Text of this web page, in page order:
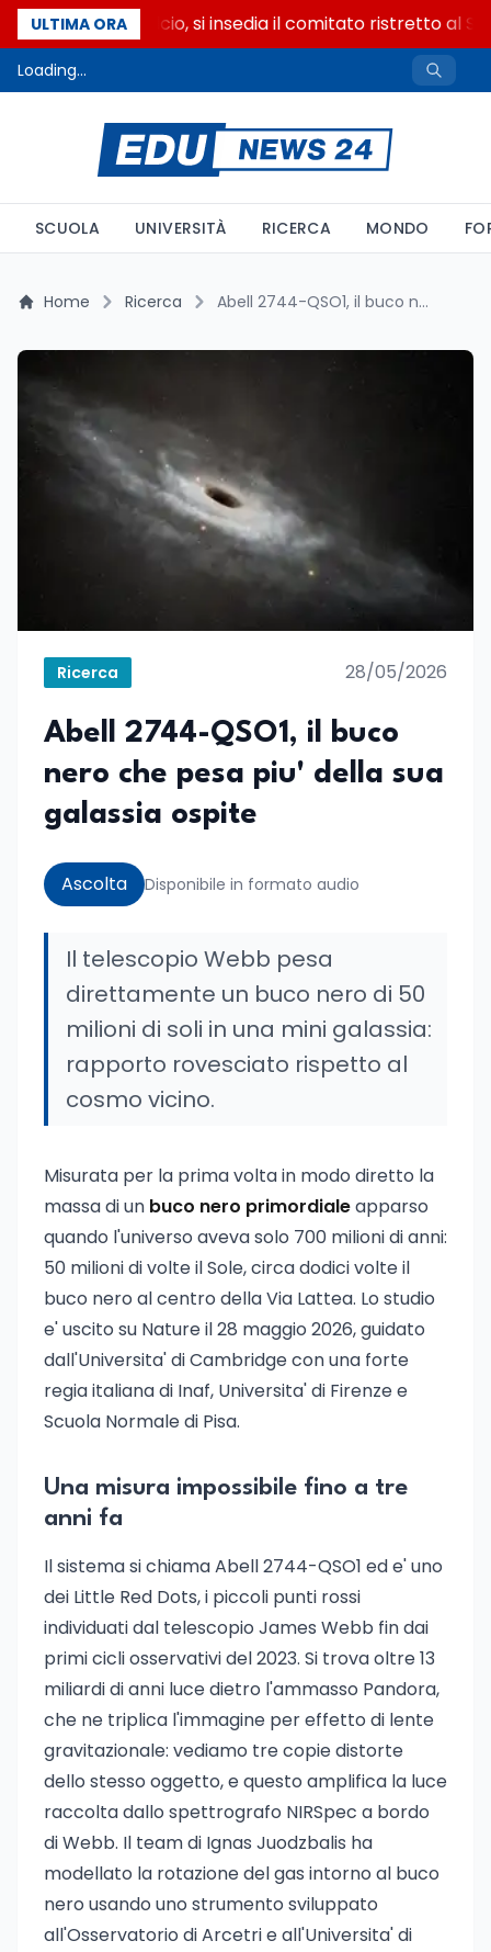
ULTIMA ORA
Riforma del calcio, si insedia il comitato ristretto al
Loading...
SCUOLA UNIVERSITÀ RICERCA MONDO
Home Ricerca Abell 2744-QSO1, il buco nero che pesa piu' della sua galassia ospite
Ricerca 28/05/2026
Abell 2744-QSO1, il buco
nero che pesa piu' della sua
galassia ospite
Ascolta Disponibile in formato audio
Il telescopio Webb pesa
direttamente un buco nero di 50
milioni di soli in una mini galassia:
rapporto rovesciato rispetto al
cosmo vicino.
Misurata per la prima volta in modo diretto la
massa di un buco nero primordialeapparso
quando l'universo aveva solo 700 milioni di anni:
50 milioni di volte il Sole, circa dodici volte il
buco nero al centro della Via Lattea. Lo studio
e' uscito su Nature il 28 maggio 2026, guidato
dall'Universita' di Cambridge con una forte
regia italiana di Inaf, Universita' di Firenze e
Scuola Normale di Pisa.
Una misura impossibile fino a tre
anni fa
Il sistema si chiama Abell 2744-QSO1 ed e' uno
dei Little Red Dots, i piccoli punti rossi
individuati dal telescopio James Webb fin dai
primi cicli osservativi del 2023. Si trova oltre 13
miliardi di anni luce dietro l'ammasso Pandora,
che ne triplica l'immagine per effetto di lente
gravitazionale: vediamo tre copie distorte
dello stesso oggetto, e questo amplifica la luce
raccolta dallo spettrografo NIRSpec a bordo
di Webb. Il team di Ignas Juodzbalis ha
modellato la rotazione del gas intorno al buco
nero usando uno strumento sviluppato
all'Osservatorio di Arcetri e all'Universita' di